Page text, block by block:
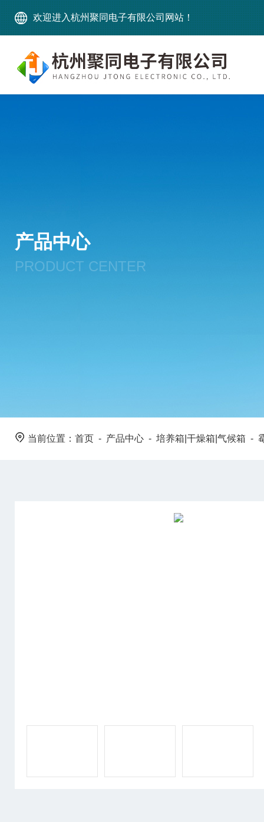
欢迎进入杭州聚同电子有限公司网站！
产品中心
PRODUCT CENTER
当前位置： 首页 - 产品中心 - 培养箱|干燥箱|气候箱 -